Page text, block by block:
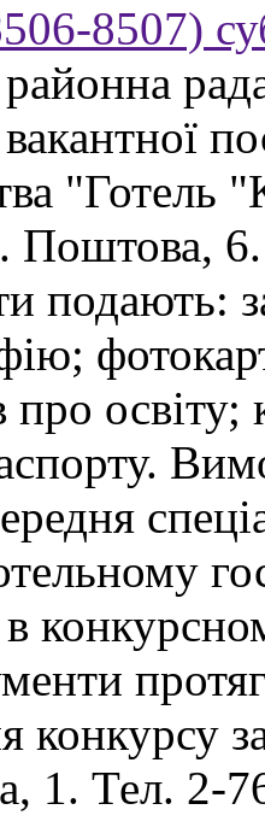
8507)
"Готель
Поштова, 6.
подають:
про
конкурсу
1. Тел. 2-